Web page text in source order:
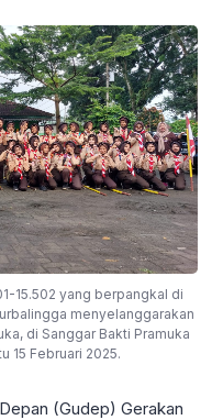
15.502 yang berpangkal di
menyelanggarakan
di Sanggar Bakti Pramuka
15 Februari 2025.
(Gudep) Gerakan